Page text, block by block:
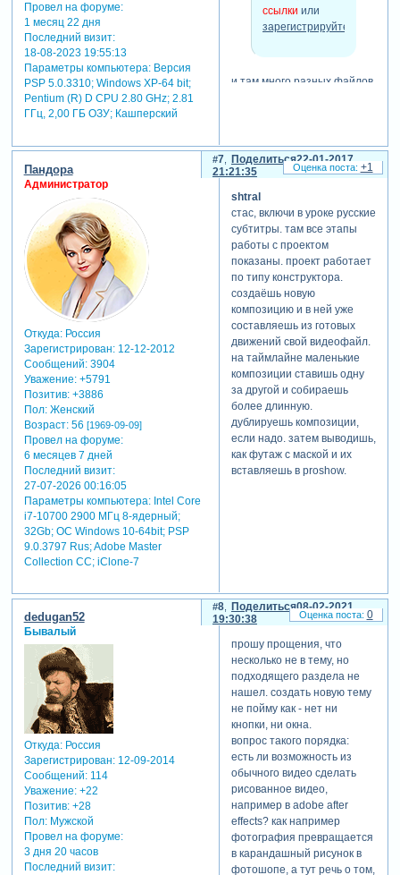
Провел на форуме:
1 месяц 22 дня
Последний визит:
18-08-2023 19:55:13
Параметры компьютера:Версия
PSP 5.0.3310; Windows XP-64 bit;
Pentium (R) D CPU 2.80 GHz; 2.81
ГГц, 2,00 ГБ ОЗУ; Кашперский
ссылки или
зарегистрируйтесь
и там много разных файлов.
Поделиться
7
22-01-2017
21:21:35
Пандора
Администратор
Откуда:Россия
Зарегистрирован: 12-12-2012
Сообщений:3904
Уважение: +5791
Позитив: +3886
Пол:Женский
Возраст:56 [1969-09-09]
Провел на форуме:
6 месяцев 7 дней
Последний визит:
27-07-2026 00:16:05
Параметры компьютера:Intel Core
i7-10700 2900 МГц 8-ядерный;
32Gb; ОС Windows 10-64bit; PSP
9.0.3797 Rus; Adobe Master
Collection СС; iClone-7
shtral
стас, включи в уроке русские
субтитры. там все этапы
работы с проектом
показаны. проект работает
по типу конструктора.
создаёшь новую
композицию и в ней уже
составляешь из готовых
движений свой видеофайл.
на таймлайне маленькие
композиции ставишь одну
за другой и собираешь
более длинную.
дублируешь композиции,
если надо. затем выводишь,
как футаж с маской и их
вставляешь в proshow.
+1
Поделиться
8
08-02-2021
19:30:38
dedugan52
Бывалый
Откуда:Россия
Зарегистрирован: 12-09-2014
Сообщений:114
Уважение: +22
Позитив: +28
Пол:Мужской
Провел на форуме:
3 дня 20 часов
Последний визит:
прошу прощения, что
несколько не в тему, но
подходящего раздела не
нашел. создать новую тему
не пойму как - нет ни
кнопки, ни окна.
вопрос такого порядка:
есть ли возможность из
обычного видео сделать
рисованное видео,
например в adobe after
effects? как например
фотография превращается
в карандашный рисунок в
фотошопе, а тут речь о том,
0